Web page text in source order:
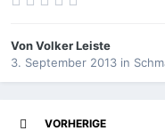
VonVolker Leiste
3. September 2013 in
VORHERIGE